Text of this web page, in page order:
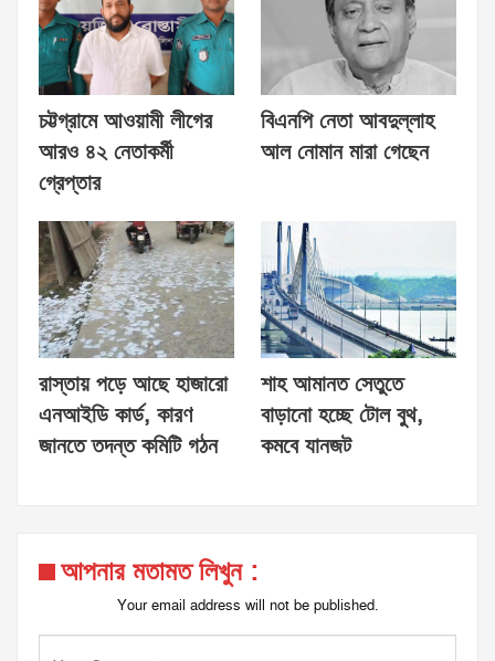
চট্টগ্রামে আওয়ামী লীগের
আরও ৪২ নেতাকর্মী
গ্রেপ্তার
বিএনপি নেতা আবদুল্লাহ
আল নোমান মারা গেছেন
রাস্তায় পড়ে আছে হাজারো
এনআইডি কার্ড, কারণ
জানতে তদন্ত কমিটি গঠন
শাহ আমানত সেতুতে
বাড়ানো হচ্ছে টোল বুথ,
কমবে যানজট
আপনার মতামত লিখুন :
Your email address will not be published.